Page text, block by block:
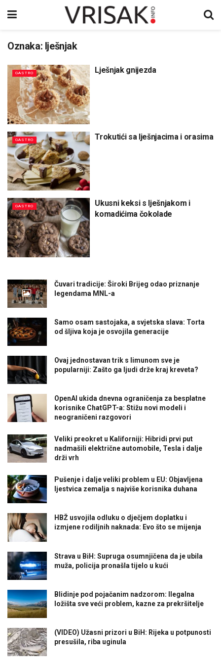
Oznaka: lješnjak
GASTRO Lješnjak gnijezda
GASTRO Trokutići sa lješnjacima i orasima
GASTRO
Ukusni keksi s lješnjakom i
komadićima čokolade
Čuvari tradicije: Široki Brijeg odao priznanje
legendama MNL-a
Samo osam sastojaka, a svjetska slava: Torta
od šljiva koja je osvojila generacije
Ovaj jednostavan trik s limunom sve je
popularniji: Zašto ga ljudi drže kraj kreveta?
OpenAI ukida dnevna ograničenja za besplatne
korisnike ChatGPT-a: Stižu novi modeli i
neograničeni razgovori
Veliki preokret u Kaliforniji: Hibridi prvi put
nadmašili električne automobile, Tesla i dalje
drži vrh
Pušenje i dalje veliki problem u EU: Objavljena
ljestvica zemalja s najviše korisnika duhana
HBŽ usvojila odluku o dječjem doplatku i
izmjene rodiljnih naknada: Evo što se mijenja
Strava u BiH: Supruga osumnjičena da je ubila
muža, policija pronašla tijelo u kući
Blidinje pod pojačanim nadzorom: Ilegalna
ložišta sve veći problem, kazne za prekršitelje
(VIDEO) Užasni prizori u BiH: Rijeka u potpunosti
presušila, riba uginula